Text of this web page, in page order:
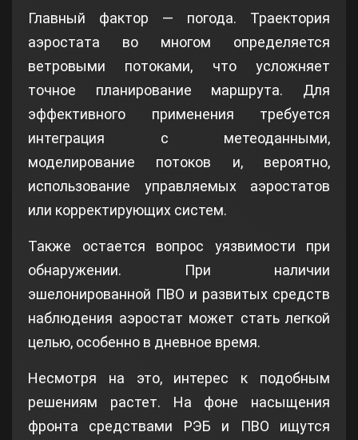
Главный фактор — погода. Траектория
аэростата во многом определяется
ветровыми потоками, что усложняет
точное планирование маршрута. Для
эффективного применения требуется
интеграция с метеоданными,
моделирование потоков и, вероятно,
использование управляемых аэростатов
или корректирующих систем.
Также остается вопрос уязвимости при
обнаружении. При наличии
эшелонированной ПВО и развитых средств
наблюдения аэростат может стать легкой
целью, особенно в дневное время.
Несмотря на это, интерес к подобным
решениям растет. На фоне насыщения
фронта средствами РЭБ и ПВО ищутся